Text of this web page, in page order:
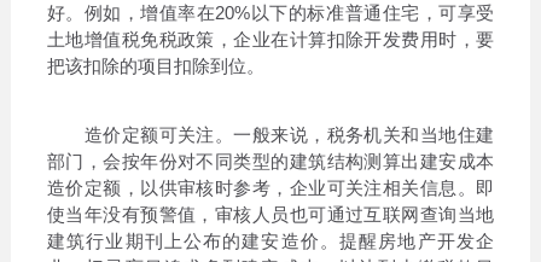
好。例如，增值率在20%以下的标准普通住宅，可享受
土地增值税免税政策，企业在计算扣除开发费用时，要
把该扣除的项目扣除到位。
造价定额可关注。一般来说，税务机关和当地住建
部门，会按年份对不同类型的建筑结构测算出建安成本
造价定额，以供审核时参考，企业可关注相关信息。即
使当年没有预警值，审核人员也可通过互联网查询当地
建筑行业期刊上公布的建安造价。提醒房地产开发企